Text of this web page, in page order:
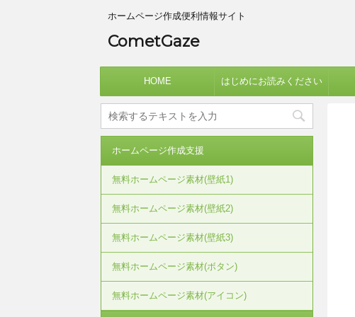
ホームページ作成便利情報サイト
CometGaze
HOME はじめにお読みください
ホームページ作成支援
無料ホームページ素材(壁紙1)
無料ホームページ素材(壁紙2)
無料ホームページ素材(壁紙3)
無料ホームページ素材(ボタン)
無料ホームページ素材(アイコン)